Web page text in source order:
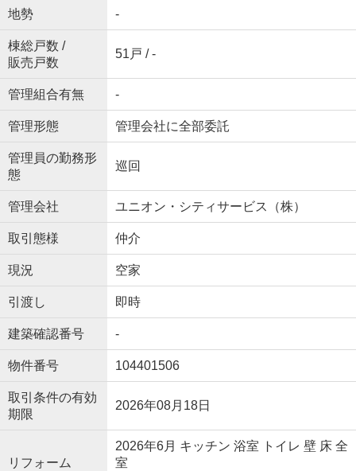
地勢 -
棟総戸数 /
販売戸数
51戸 / -
管理組合有無 -
管理形態 管理会社に全部委託
管理員の勤務形
態
巡回
管理会社 ユニオン・シティサービス（株）
取引態様 仲介
現況 空家
引渡し 即時
建築確認番号 -
物件番号 104401506
取引条件の有効
期限
2026年08月18日
リフォーム
2026年6月 キッチン 浴室 トイレ 壁 床 全
室